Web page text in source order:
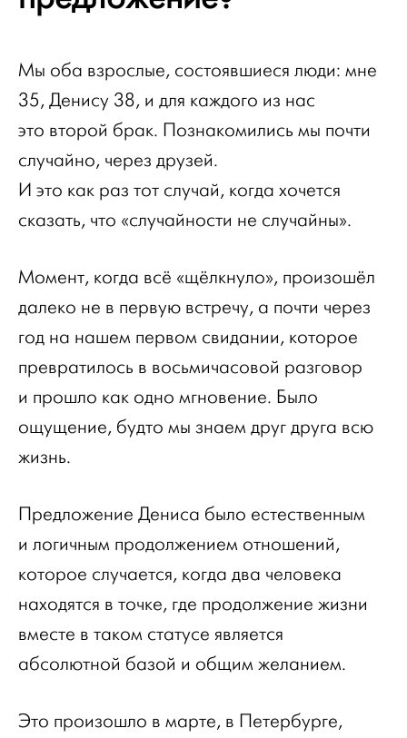
Мы оба взрослые, состоявшиеся люди: мне
35, Денису 38, и для каждого из нас
это второй брак. Познакомились мы почти
случайно, через друзей.
И это как раз тот случай, когда хочется
сказать, что «случайности не случайны».
Момент, когда всё «щёлкнуло», произошёл
далеко не в первую встречу, а почти через
год на нашем первом свидании, которое
превратилось в восьмичасовой разговор
и прошло как одно мгновение. Было
ощущение, будто мы знаем друг друга всю
жизнь.
Предложение Дениса было естественным
и логичным продолжением отношений,
которое случается, когда два человека
находятся в точке, где продолжение жизни
вместе в таком статусе является
абсолютной базой и общим желанием.
Это произошло в марте, в Петербурге,